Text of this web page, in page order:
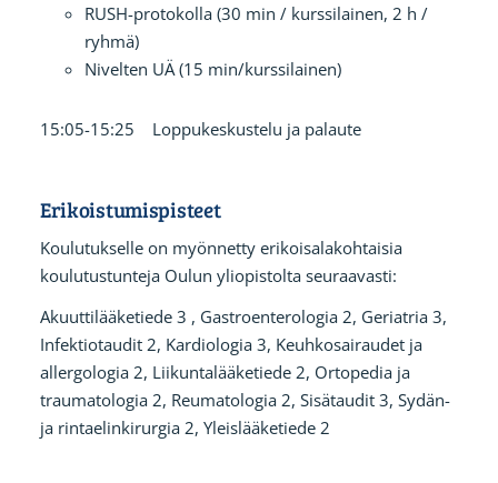
RUSH-protokolla (30 min / kurssilainen, 2 h /
ryhmä)
Nivelten UÄ (15 min/kurssilainen)
15:05-15:25 Loppukeskustelu ja palaute
Erikoistumispisteet
Koulutukselle on myönnetty erikoisalakohtaisia
koulutustunteja Oulun yliopistolta seuraavasti:
Akuuttilääketiede 3 , Gastroenterologia 2, Geriatria 3,
Infektiotaudit 2, Kardiologia 3, Keuhkosairaudet ja
allergologia 2, Liikuntalääketiede 2, Ortopedia ja
traumatologia 2, Reumatologia 2, Sisätaudit 3, Sydän-
ja rintaelinkirurgia 2, Yleislääketiede 2